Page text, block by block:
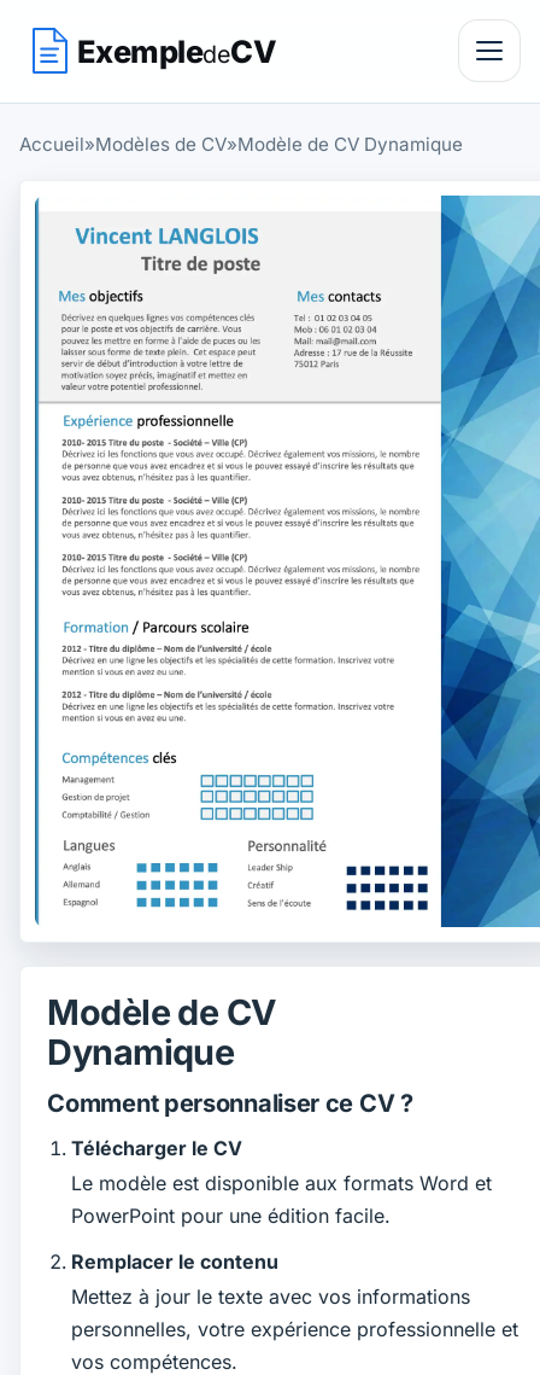
ExempledeCV
Accueil»Modèles de CV»Modèle de CV Dynamique
Modèle de CV
Dynamique
Comment personnaliser ce CV ?
Télécharger le CV
Le modèle est disponible aux formats Word et
PowerPoint pour une édition facile.
Remplacer le contenu
Mettez à jour le texte avec vos informations
personnelles, votre expérience professionnelle et
vos compétences.